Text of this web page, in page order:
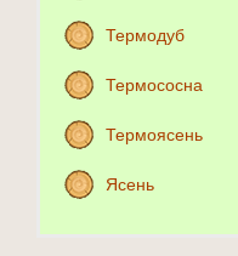
Термодуб
Термососна
Термоясень
Ясень